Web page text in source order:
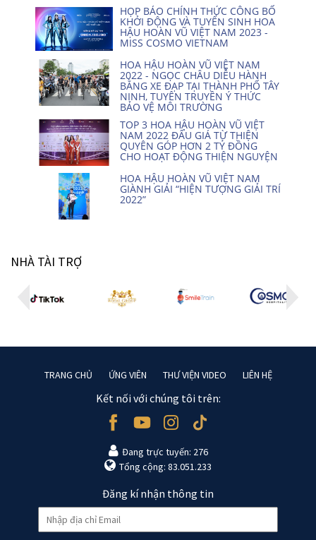
HỌP BÁO CHÍNH THỨC CÔNG BỐ
KHỞI ĐỘNG VÀ TUYỂN SINH HOA
HẬU HOÀN VŨ VIỆT NAM 2023 -
MISS COSMO VIETNAM
HOA HẬU HOÀN VŨ VIỆT NAM
2022 - NGỌC CHÂU DIỄU HÀNH
BẰNG XE ĐẠP TẠI THÀNH PHỐ TÂY
NINH, TUYÊN TRUYỀN Ý THỨC
BẢO VỆ MÔI TRƯỜNG
TOP 3 HOA HẬU HOÀN VŨ VIỆT
NAM 2022 ĐẤU GIÁ TỪ THIỆN
QUYÊN GÓP HƠN 2 TỶ ĐỒNG
CHO HOẠT ĐỘNG THIỆN NGUYỆN
HOA HẬU HOÀN VŨ VIỆT NAM
GIÀNH GIẢI “HIỆN TƯỢNG GIẢI TRÍ
2022”
NHÀ TÀI TRỢ
TRANG CHỦ ỨNG VIÊN THƯ VIỆN VIDEO LIÊN HỆ
Kết nối với chúng tôi trên:
Đang trực tuyến: 276
Tổng cộng: 83.051.233
Đăng kí nhận thông tin